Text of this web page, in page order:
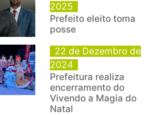
2025
Prefeito eleito toma
posse
22 de Dezembro de
2024
Prefeitura realiza
encerramento do
Vivendo a Magia do
Natal